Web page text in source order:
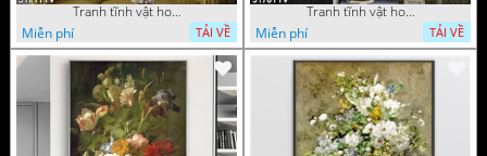
Tranh tĩnh vật hoa quả sơn dầu đẹp
Miễn phí
TẢI VỀ
Tranh tĩnh vật hoa quả sơn dầu độc đáo
Miễn phí
TẢI VỀ